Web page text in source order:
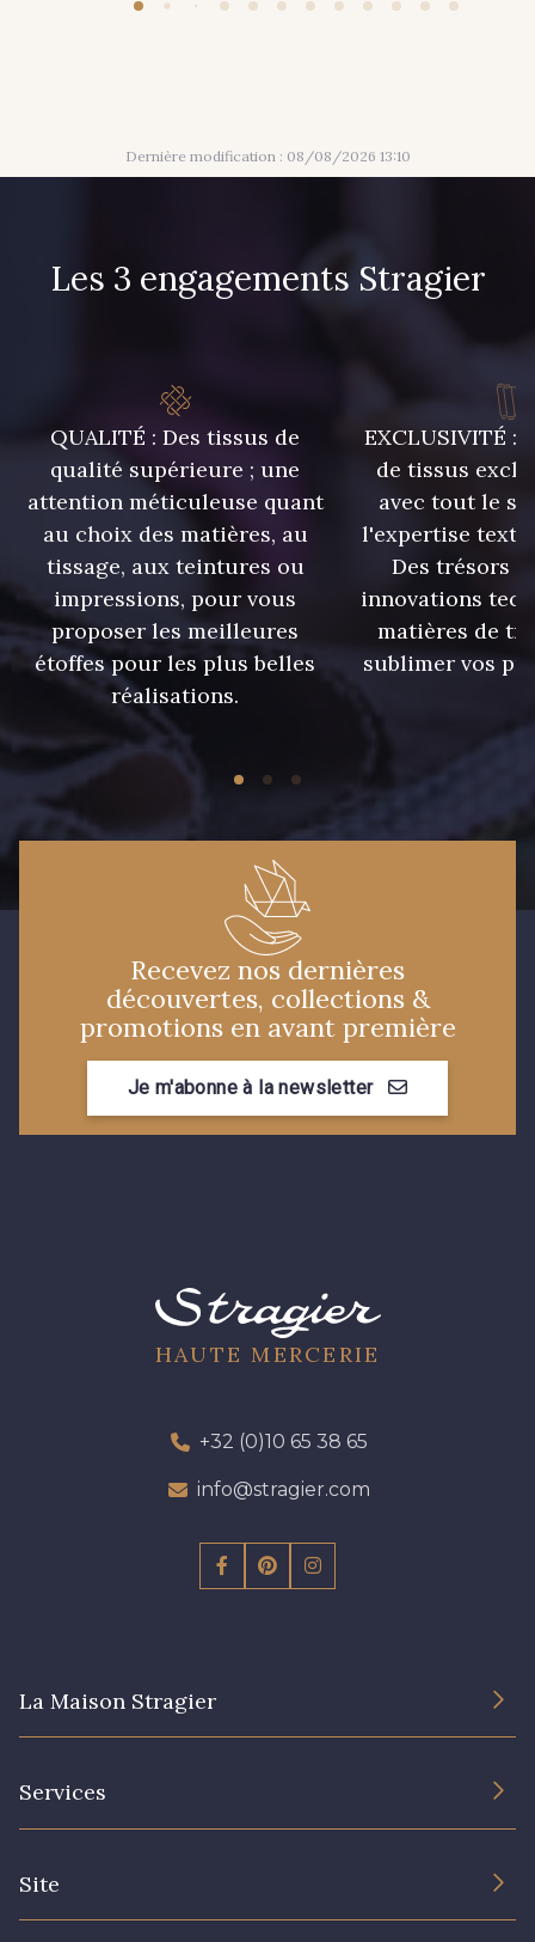
Dernière modification : 08/08/2026 13:10
Les 3 engagements Stragier
QUALITÉ : Des tissus de
qualité supérieure ; une
attention méticuleuse quant
au choix des matières, au
tissage, aux teintures ou
impressions, pour vous
proposer les meilleures
étoffes pour les plus belles
réalisations.
EXCLUSIVITÉ :
de tissus
avec tout le
l'expertise
Des trésors
innovations
matières de
sublimer vos
Recevez nos dernières
découvertes, collections &
promotions en avant première
Je m'abonne à la newsletter
HAUTE MERCERIE
+32 (0)10 65 38 65
info@stragier.com
La Maison Stragier
Services
Site